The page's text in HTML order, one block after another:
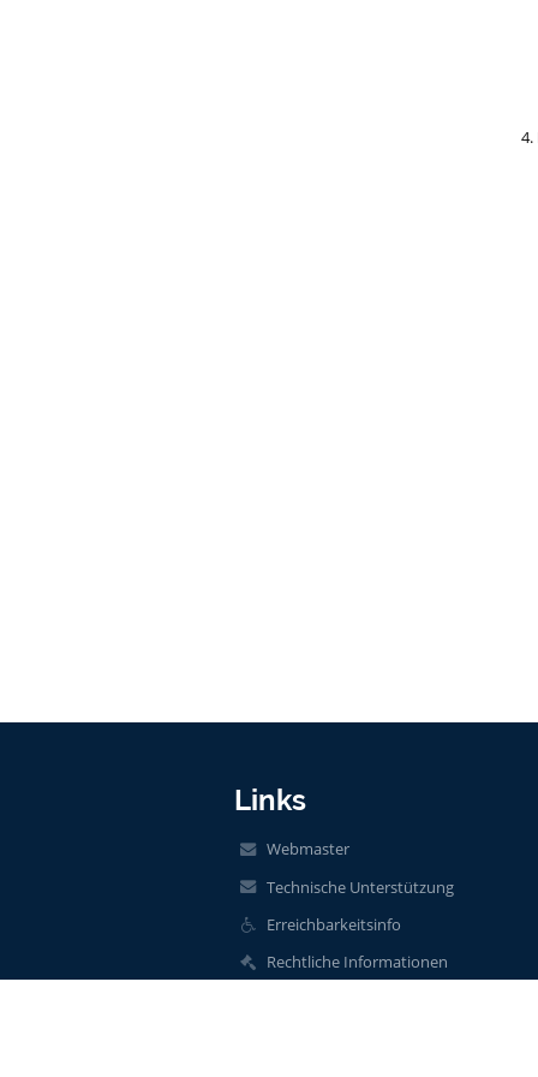
4.
Links
Webmaster
Technische Unterstützung
Erreichbarkeitsinfo
Rechtliche Informationen